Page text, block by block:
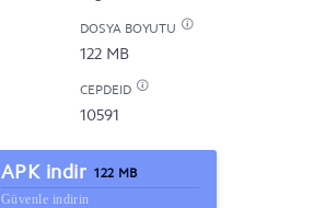
DOSYA BOYUTU
122 MB
CEPDEID
10591
APK indir 122 MB
Güvenle indirin